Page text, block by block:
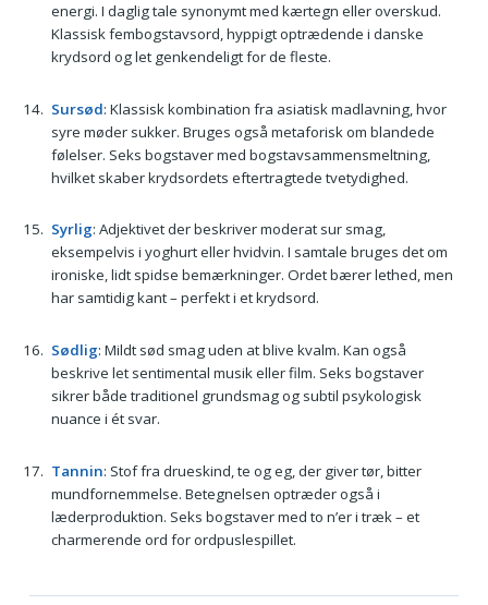
energi. I daglig tale synonymt med kærtegn eller overskud.
Klassisk fembogstavsord, hyppigt optrædende i danske
krydsord og let genkendeligt for de fleste.
Sursød: Klassisk kombination fra asiatisk madlavning, hvor
syre møder sukker. Bruges også metaforisk om blandede
følelser. Seks bogstaver med bogstavsammensmeltning,
hvilket skaber krydsordets eftertragtede tvetydighed.
Syrlig: Adjektivet der beskriver moderat sur smag,
eksempelvis i yoghurt eller hvidvin. I samtale bruges det om
ironiske, lidt spidse bemærkninger. Ordet bærer lethed, men
har samtidig kant – perfekt i et krydsord.
Sødlig: Mildt sød smag uden at blive kvalm. Kan også
beskrive let sentimental musik eller film. Seks bogstaver
sikrer både traditionel grundsmag og subtil psykologisk
nuance i ét svar.
Tannin: Stof fra drueskind, te og eg, der giver tør, bitter
mundfornemmelse. Betegnelsen optræder også i
læderproduktion. Seks bogstaver med to n’er i træk – et
charmerende ord for ordpuslespillet.